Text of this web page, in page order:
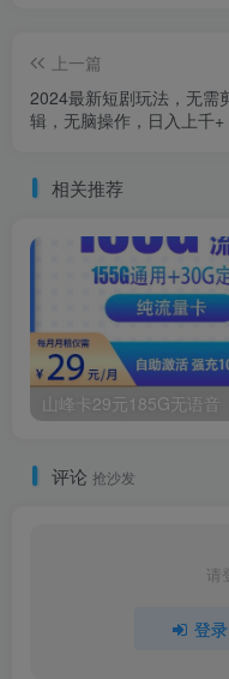
上一篇
2024最新短剧玩法，无需
辑，无脑操作，日入上千+
相关推荐
评论 抢沙发
请
登录